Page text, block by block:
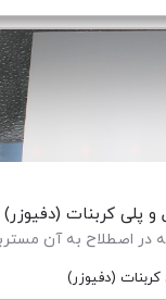
پلی کربنات (دفیوزر)
(دفیوزر)